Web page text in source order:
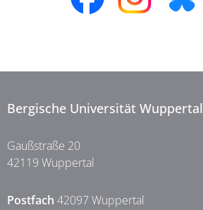
Bergische Universität Wuppertal
Gaußstraße 20
42119 Wuppertal
Postfach 42097 Wuppertal